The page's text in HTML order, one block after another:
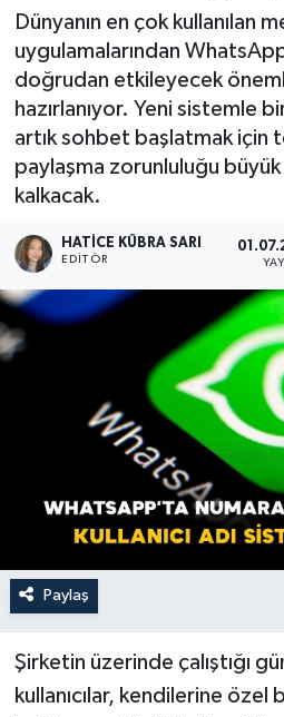
Dünyanın en çok kullanılan
uygulamalarından
doğrudan etkileyecek
hazırlanıyor. Yeni sistemle
artık sohbet başlatmak için
paylaşma zorunluluğu
kalkacak.
HATICE KÜBRA SARI
EDITÖR
Paylaş
Şirketin üzerinde çalıştığı
kullanıcılar, kendilerine özel